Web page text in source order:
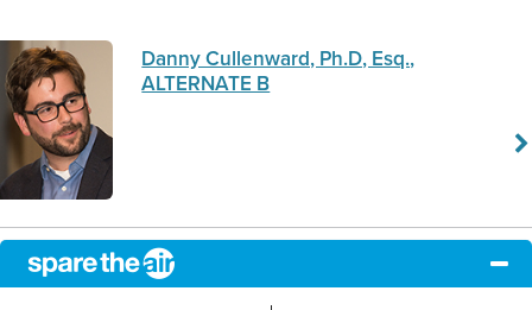
Danny Cullenward, Ph.D, Esq.,
ALTERNATE B